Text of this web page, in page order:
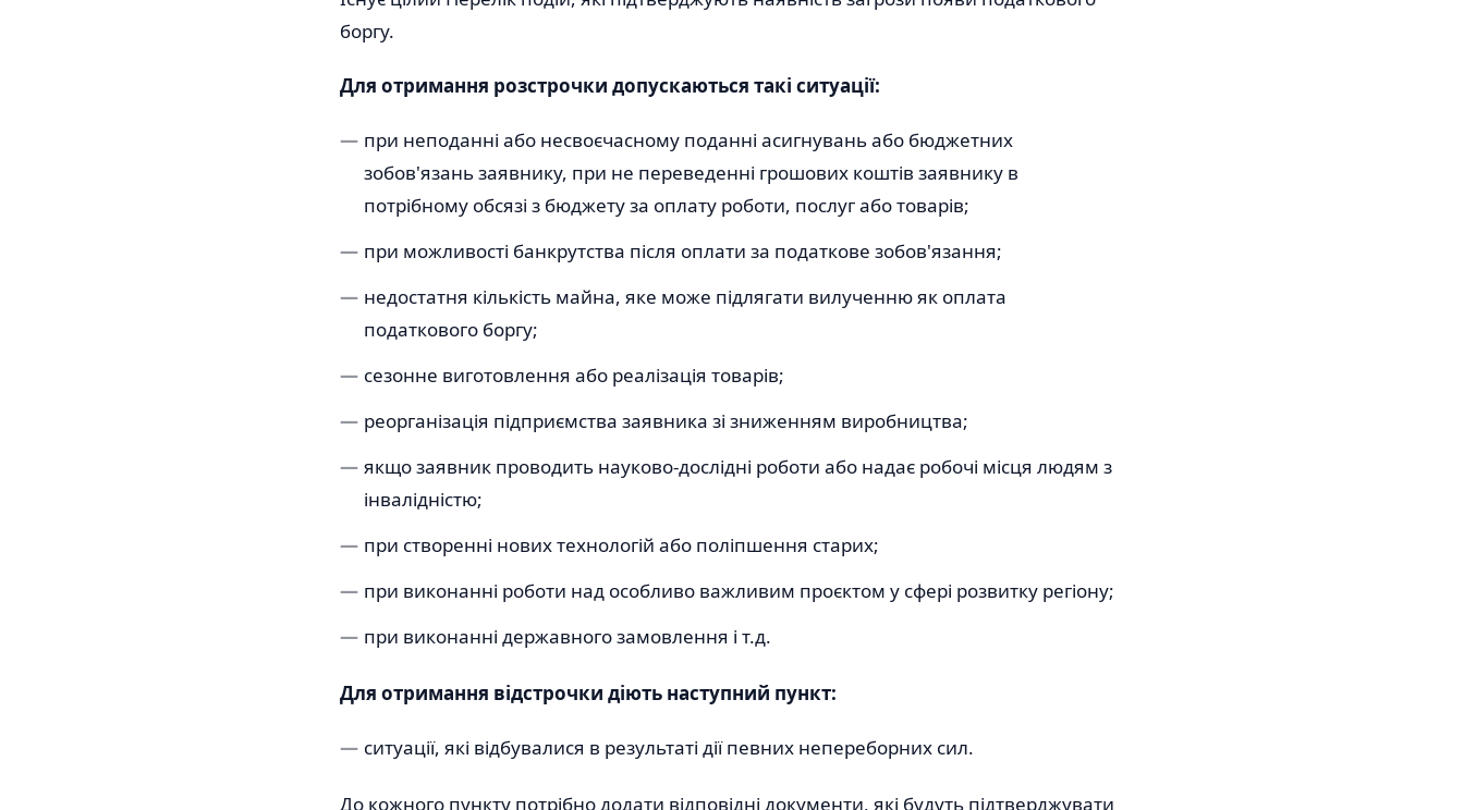
боргу.
Для отримання розстрочки допускаються такі ситуації:
при неподанні або несвоєчасному поданні асигнувань або бюджетних
зобов'язань заявнику, при не переведенні грошових коштів заявнику в
потрібному обсязі з бюджету за оплату роботи, послуг або товарів;
при можливості банкрутства після оплати за податкове зобов'язання;
недостатня кількість майна, яке може підлягати вилученню як оплата
податкового боргу;
сезонне виготовлення або реалізація товарів;
реорганізація підприємства заявника зі зниженням виробництва;
якщо заявник проводить науково-дослідні роботи або надає робочі місця людям з
інвалідністю;
при створенні нових технологій або поліпшення старих;
при виконанні роботи над особливо важливим проєктом у сфері розвитку регіону;
при виконанні державного замовлення і т.д.
Для отримання відстрочки діють наступний пункт:
ситуації, які відбувалися в результаті дії певних непереборних сил.
До кожного пункту потрібно додати відповідні документи, які будуть підтверджувати